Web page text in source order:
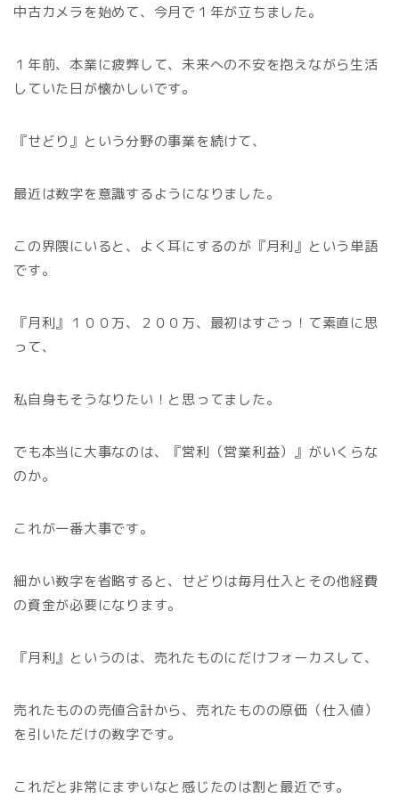
中古カメラを始めて、今月で１年が立ちました。
１年前、本業に疲弊して、未来への不安を抱えながら生活
していた日が懐かしいです。
『せどり』という分野の事業を続けて、
最近は数字を意識するようになりました。
この界隈にいると、よく耳にするのが『月利』という単語
です。
『月利』１００万、２００万、最初はすごっ！て素直に思
って、
私自身もそうなりたい！と思ってました。
でも本当に大事なのは、『営利（営業利益）』がいくらな
のか。
これが一番大事です。
細かい数字を省略すると、せどりは毎月仕入とその他経費
の資金が必要になります。
『月利』というのは、売れたものにだけフォーカスして、
売れたものの売値合計から、売れたものの原価（仕入値）
を引いただけの数字です。
これだと非常にまずいなと感じたのは割と最近です。